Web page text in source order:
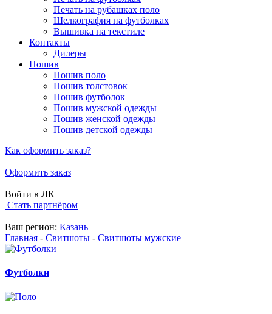
Печать на рубашках поло
Шелкография на футболках
Вышивка на текстиле
Контакты
Дилеры
Пошив
Пошив поло
Пошив толстовок
Пошив футболок
Пошив мужской одежды
Пошив женской одежды
Пошив детской одежды
Как оформить заказ?
Оформить заказ
Войти в ЛК
Стать партнёром
Ваш регион: Казань
Главная - Свитшоты - Свитшоты мужские
Футболки